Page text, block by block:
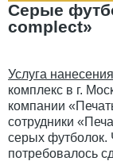
Серые
complect»
Услуга
комплекс в г.
компании
сотрудники
серых футболок.
потребовалось